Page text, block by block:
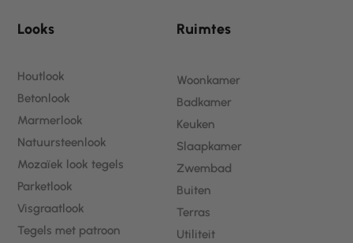
Looks
Houtlook
Betonlook
Marmerlook
Natuursteenlook
Mozaïek look tegels
Parketlook
Visgraatlook
Tegels met patroon
Ruimtes
Woonkamer
Badkamer
Keuken
Slaapkamer
Zwembad
Buiten
Terras
Utiliteit